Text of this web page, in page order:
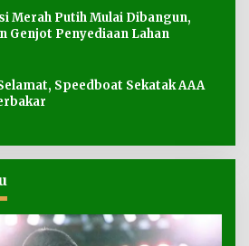
Merah Putih Mulai Dibangun,
Genjot Penyediaan Lahan
Speedboat Sekatak AAA